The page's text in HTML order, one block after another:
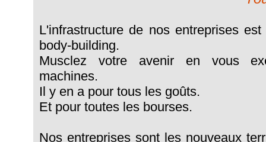
L'infrastructure de nos entreprises
body-building.
Musclez votre avenir en vous
machines.
Il y en a pour tous les goûts.
Et pour toutes les bourses.
Nos entreprises sont les nouveaux